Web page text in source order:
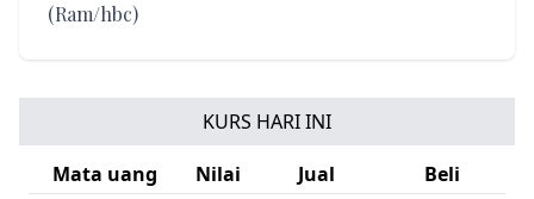
(Ram/hbc)
KURS HARI INI
Mata uang
Nilai Jual
Beli